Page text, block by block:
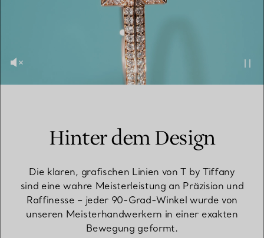
Hinter dem Design
Die klaren, grafischen Linien von T by Tiffany
sind eine wahre Meisterleistung an Präzision und
Raffinesse – jeder 90-Grad-Winkel wurde von
unseren Meisterhandwerkern in einer exakten
Bewegung geformt.